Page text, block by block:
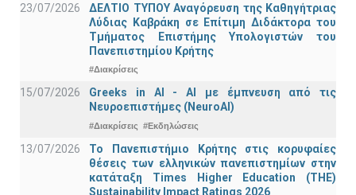
23/07/2026
ΔΕΛΤΙΟ ΤΥΠΟΥ Αναγόρευση της Καθηγήτριας
Λύδιας Καβράκη σε Επίτιμη Διδάκτορα του
Τμήματος Επιστήμης Υπολογιστών του
Πανεπιστημίου Κρήτης
#Διακρίσεις
15/07/2026
Greeks in AI - ΑΙ με έμπνευση από τις
Νευροεπιστήμες (NeuroAI)
#Διακρίσεις #Εκδηλώσεις
13/07/2026
Το Πανεπιστήμιο Κρήτης στις κορυφαίες
θέσεις των ελληνικών πανεπιστημίων στην
κατάταξη Times Higher Education (ΤΗΕ)
Sustainability Impact Ratings 2026